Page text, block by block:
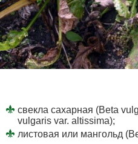
свекла сахарная (Beta
vulgaris var. altissima);
листовая или мангольд